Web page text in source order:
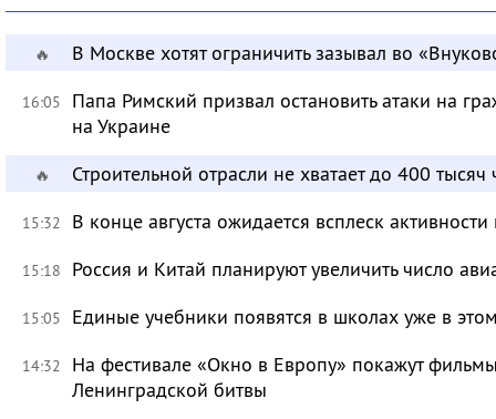
🔥 В Москве хотят ограничить зазывал во
16:05
Папа Римский призвал остановить атаки на
на Украине
🔥 Строительной отрасли не хватает до 400 тысяч
15:32 В конце августа ожидается всплеск
15:18 Россия и Китай планируют увеличить число
15:05 Единые учебники появятся в школах уже в
14:32
На фестивале «Окно в Европу» покажут
Ленинградской битвы